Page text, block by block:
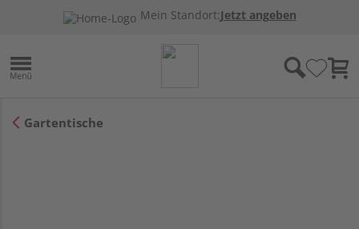
Mein Standort:Jetzt angeben
Gartentische